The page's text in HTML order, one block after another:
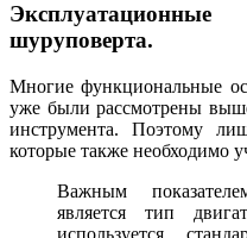
шуруповерта.
Многие функциональные
уже были рассмотрены
инструмента. Поэтому
которые также необходимо
Важным
является тип
используется